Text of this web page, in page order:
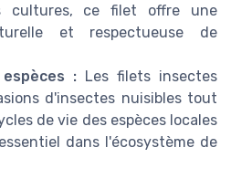
cultures, ce filet offre une
et respectueuse de
: Les filets insectes
d'insectes nuisibles tout
de vie des espèces locales
dans l'écosystème de